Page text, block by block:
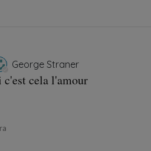
George Straner
c'est cela l'amour